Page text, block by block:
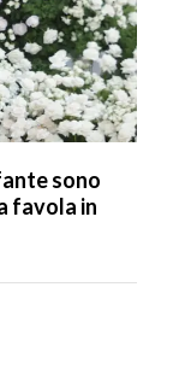
sono
favola in